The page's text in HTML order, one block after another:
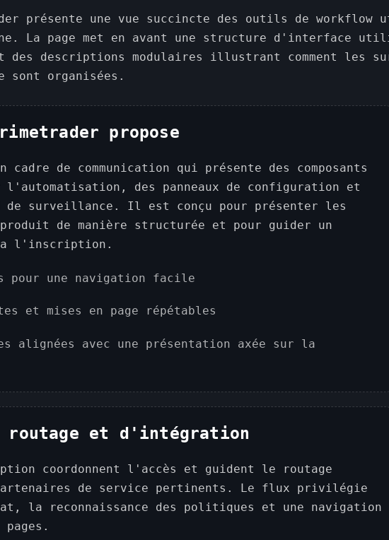
présente une vue succincte des outils de workflow
La page met en avant une structure d'interface
des descriptions modulaires illustrant comment les
sont organisées.
propose
de communication qui présente des composants
l'automatisation, des panneaux de configuration et
de surveillance. Il est conçu pour présenter les
de manière structurée et pour guider un
l'inscription.
pour une navigation facile
et mises en page répétables
alignées avec une présentation axée sur la
routage et d'intégration
coordonnent l'accès et guident le routage
de service pertinents. Le flux privilégie
la reconnaissance des politiques et une navigation